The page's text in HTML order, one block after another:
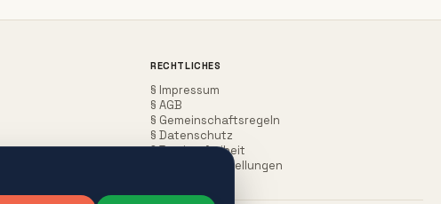
RECHTLICHES
§ Impressum
§ AGB
§ Gemeinschaftsregeln
§ Datenschutz
§ Barrierefreiheit
Cookie-Einstellungen